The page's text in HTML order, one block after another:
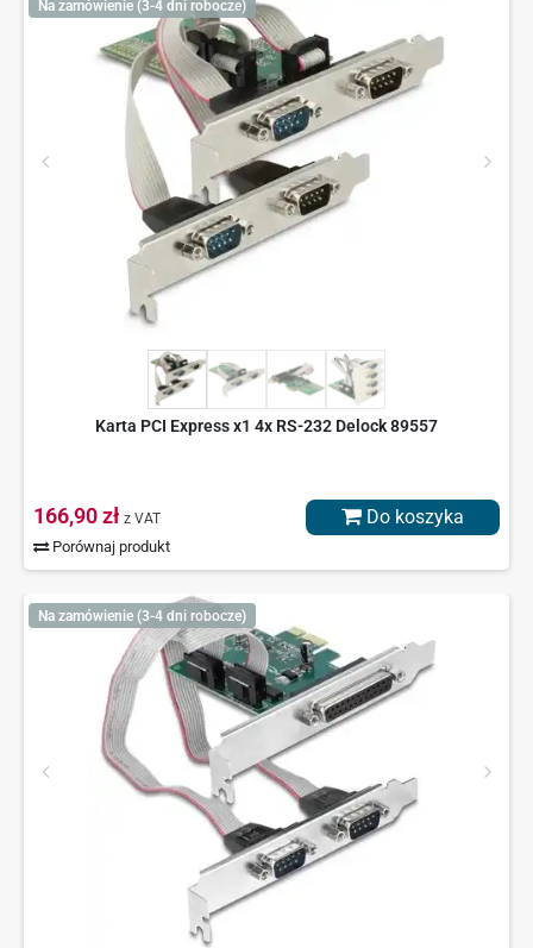
Na zamówienie (3-4 dni robocze)
Karta PCI Express x1 4x RS-232 Delock 89557
166,90 zł z VAT
Porównaj produkt
Do koszyka
Na zamówienie (3-4 dni robocze)